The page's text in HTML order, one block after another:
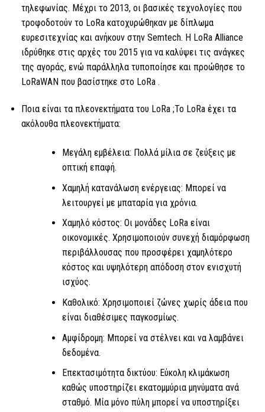
τηλεφωνίας. Μέχρι το 2013, οι βασικές τεχνολογίες που
τροφοδοτούν το LoRaκατοχυρώθηκαν με δίπλωμα
ευρεσιτεχνίας και ανήκουν στην Semtech. Η LoRaAlliance
ιδρύθηκε στις αρχές του 2015 για να καλύψει τις ανάγκες
της αγοράς, ενώ παράλληλα τυποποίησε και προώθησε το
LoRaWAN που βασίστηκε στο LoRa.
Ποια είναι τα πλεονεκτήματα του LoRa;Το LoRaέχει τα
ακόλουθα πλεονεκτήματα:
Μεγάλη εμβέλεια: Πολλά μίλια σε ζεύξεις με
οπτική επαφή.
Χαμηλή κατανάλωση ενέργειας: Μπορεί να
λειτουργεί με μπαταρία για χρόνια.
Χαμηλό κόστος: Οι μονάδες LoRaείναι
οικονομικές. Χρησιμοποιούν συνεχή διαμόρφωση
περιβάλλουσας που προσφέρει χαμηλότερο
κόστος και υψηλότερη απόδοση στον ενισχυτή
ισχύος.
Καθολικό: Χρησιμοποιεί ζώνες χωρίς άδεια που
είναι διαθέσιμες παγκοσμίως.
Αμφίδρομη: Μπορεί να στέλνει και να λαμβάνει
δεδομένα.
Επεκτασιμότητα δικτύου: Εύκολη κλιμάκωση
καθώς υποστηρίζει εκατομμύρια μηνύματα ανά
σταθμό. Μία μόνο πύλη μπορεί να υποστηρίξει